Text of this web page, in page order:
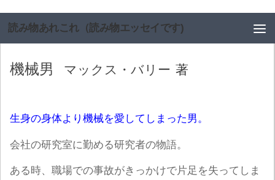
読み物あれこれ（読み物エッセイです)
機械男 マックス・バリー 著
生身の身体より機械を愛してしまった男。
会社の研究室に勤める研究者の物語。
ある時、職場での事故がきっかけで片足を失ってしま